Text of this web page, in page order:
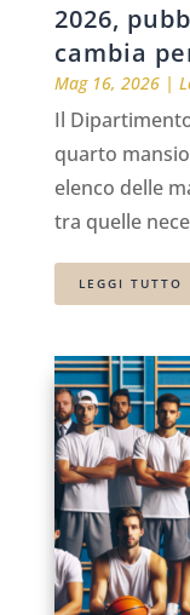
2026,
cambia
Mag 16, 2026|
Il
quarto
elenco delle
tra quelle
LEGGI TUTTO